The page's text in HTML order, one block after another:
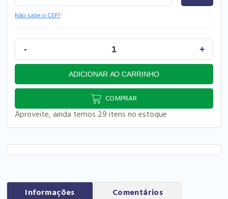
Não sabe o CEP?
COMPRAR
Aproveite, ainda temos 29 itens no estoque
Informações Comentários